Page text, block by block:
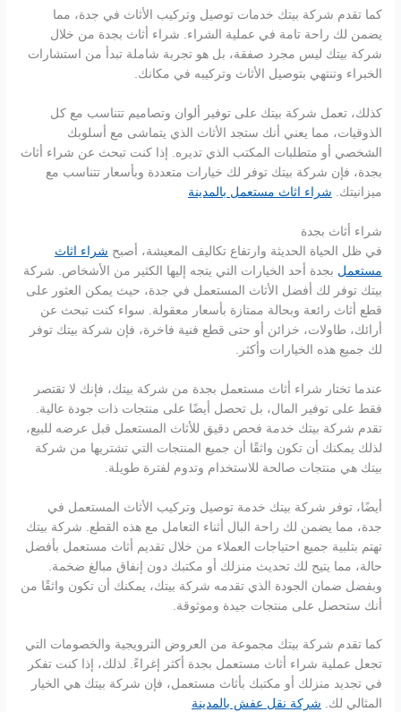
كما تقدم شركة بيتك خدمات توصيل وتركيب الأثاث في جدة، مما
يضمن لك راحة تامة في عملية الشراء. شراء أثاث بجدة من خلال
شركة بيتك ليس مجرد صفقة، بل هو تجربة شاملة تبدأ من استشارات
الخبراء وتنتهي بتوصيل الأثاث وتركيبه في مكانك.
كذلك، تعمل شركة بيتك على توفير ألوان وتصاميم تتناسب مع كل
الذوقيات، مما يعني أنك ستجد الأثاث الذي يتماشى مع أسلوبك
الشخصي أو متطلبات المكتب الذي تديره. إذا كنت تبحث عن شراء أثاث
بجدة، فإن شركة بيتك توفر لك خيارات متعددة وبأسعار تتناسب مع
ميزانيتك. شراء اثاث مستعمل بالمدينة
شراء أثاث بجدة
في ظل الحياة الحديثة وارتفاع تكاليف المعيشة، أصبح شراء اثاث
مستعمل بجدة أحد الخيارات التي يتجه إليها الكثير من الأشخاص. شركة
بيتك توفر لك أفضل الأثاث المستعمل في جدة، حيث يمكن العثور على
قطع أثاث رائعة وبحالة ممتازة بأسعار معقولة. سواء كنت تبحث عن
أرائك، طاولات، خزائن أو حتى قطع فنية فاخرة، فإن شركة بيتك توفر
لك جميع هذه الخيارات وأكثر.
عندما تختار شراء أثاث مستعمل بجدة من شركة بيتك، فإنك لا تقتصر
فقط على توفير المال، بل تحصل أيضًا على منتجات ذات جودة عالية.
تقدم شركة بيتك خدمة فحص دقيق للأثاث المستعمل قبل عرضه للبيع،
لذلك يمكنك أن تكون واثقًا أن جميع المنتجات التي تشتريها من شركة
بيتك هي منتجات صالحة للاستخدام وتدوم لفترة طويلة.
أيضًا، توفر شركة بيتك خدمة توصيل وتركيب الأثاث المستعمل في
جدة، مما يضمن لك راحة البال أثناء التعامل مع هذه القطع. شركة بيتك
تهتم بتلبية جميع احتياجات العملاء من خلال تقديم أثاث مستعمل بأفضل
حالة، مما يتيح لك تحديث منزلك أو مكتبك دون إنفاق مبالغ ضخمة.
وبفضل ضمان الجودة الذي تقدمه شركة بيتك، يمكنك أن تكون واثقًا من
أنك ستحصل على منتجات جيدة وموثوقة.
كما تقدم شركة بيتك مجموعة من العروض الترويجية والخصومات التي
تجعل عملية شراء أثاث مستعمل بجدة أكثر إغراءً. لذلك، إذا كنت تفكر
في تجديد منزلك أو مكتبك بأثاث مستعمل، فإن شركة بيتك هي الخيار
المثالي لك. شركة نقل عفش بالمدينة